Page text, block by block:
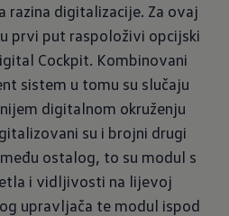
razina digitalizacije. Za ovaj
prvi put raspoloživi opcijski
Cockpit. Kombinovani
sistem u tomu su slučaju
digitalnom okruženju
su i brojni drugi
ostalog, to su modul s
i vidljivosti na lijevoj
upravljača te modul ispod